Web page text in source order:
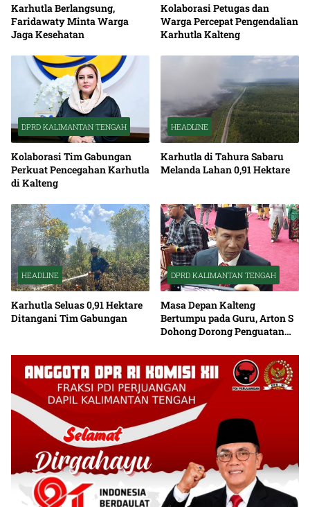
Karhutla Berlangsung,
Faridawaty Minta Warga
Jaga Kesehatan
Kolaborasi Petugas dan
Warga Percepat Pengendalian
Karhutla Kalteng
DPRD KALIMANTAN TENGAH
Kolaborasi Tim Gabungan
Perkuat Pencegahan Karhutla
di Kalteng
HEADLINE
Karhutla di Tahura Sabaru
Melanda Lahan 0,91 Hektare
HEADLINE
Karhutla Seluas 0,91 Hektare
Ditangani Tim Gabungan
DPRD KALIMANTAN TENGAH
Masa Depan Kalteng
Bertumpu pada Guru, Arton S
Dohong Dorong Penguatan